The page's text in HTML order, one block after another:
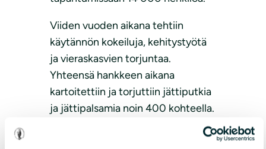
Viiden vuoden aikana tehtiin
käytännön kokeiluja, kehitystyötä
ja vieraskasvien torjuntaa.
Yhteensä hankkeen aikana
kartoitettiin ja torjuttiin jättiputkia
ja jättipalsamia noin 400 kohteella.
Viestinnän ja vieraslajien torjunnan
lisäksi viiden vuoden aikana tehtiin